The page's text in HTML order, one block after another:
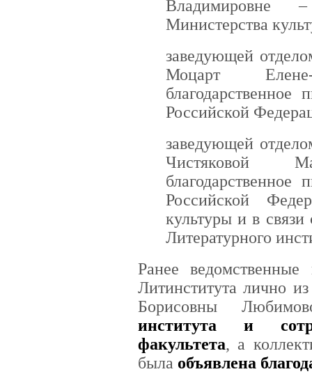
Владимировне –
Министерства
заведующей
Моцарт
благодарственное
Российской
заведующей
Чистяковой
благодарственное
Российской
культуры и в связи
Литературного
Ранее
Литинститута лично
Борисовны
института и
факультета, а
была объявлена